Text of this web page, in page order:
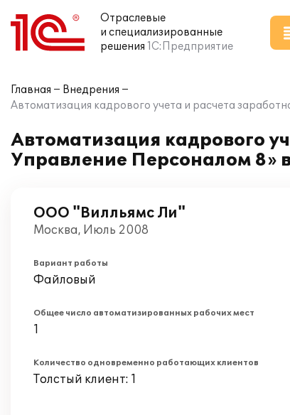
Отраслевые
и специализированные
решения 1С:Предприятие
Главная
Внедрения
Автоматизация кадрового учета и расчета
Автоматизация кадрового
Управление Персоналом 8»
ООО "Вилльямс Ли"
Москва, Июль 2008
Вариант работы
Файловый
Общее число автоматизированных рабочих мест
1
Количество одновременно работающих клиентов
Толстый клиент: 1